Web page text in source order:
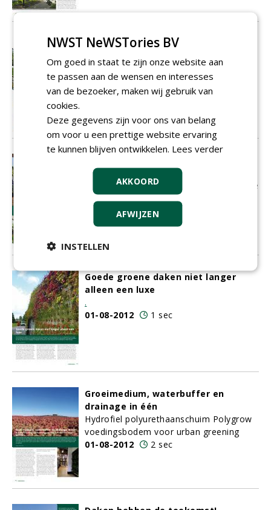
Ecosysteemdenken bevorderen!
Groene daken en gevels: pleidooi voor
een integratie van natuur en techniek
01-08-2012
2 sec
steppe
Daktuin al zeven jaar het favoriete stekje
van Astrid Hölzer
01-08-2012
3 sec
Goede groene daken niet langer
alleen een luxe
.
01-08-2012
1 sec
Groeimedium, waterbuffer en
drainage in één
Hydrofiel polyurethaanschuim Polygrow
voedingsbodem voor urban greening
01-08-2012
2 sec
NWST NeWSTories BV
Om goed in staat te zijn onze website aan
te passen aan de wensen en interesses
van de bezoeker, maken wij gebruik van
cookies.
Deze gegevens zijn voor ons van belang
om voor u een prettige website ervaring
te kunnen blijven ontwikkelen. Lees verder
AKKOORD
AFWIJZEN
INSTELLEN